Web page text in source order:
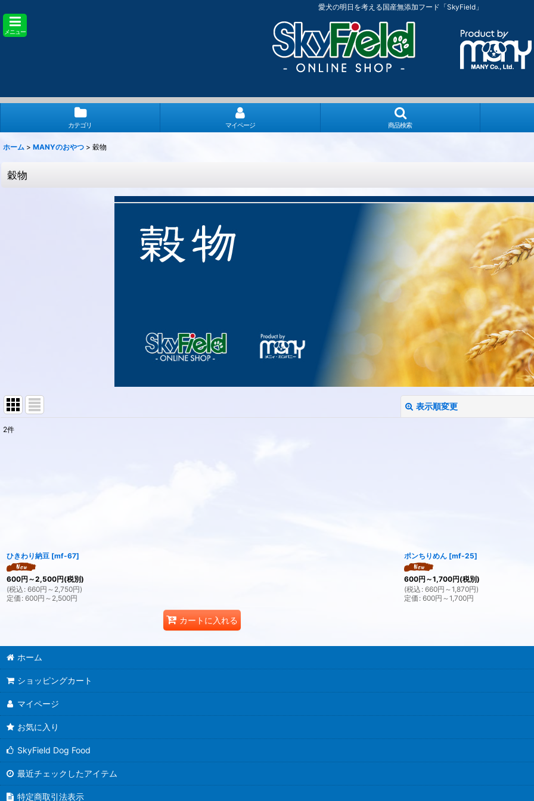
愛犬の明日を考える国産無添加フード「SkyField」
メニュー
カテゴリ マイページ 商品検索
ホーム > MANYのおやつ > 穀物
穀物
表示順変更
2件
ひきわり納豆 [mf-67]
600円 ～2,500円(税別)
(税込 : 660円 ～2,750円)
定価 : 600円 ～2,500円
カートに入れる
ポンちりめん [mf-25]
600円 ～1,700円(税別)
(税込 : 660円 ～1,870円)
定価 : 600円 ～1,700円
ホーム
ショッピングカート
マイページ
お気に入り
SkyField Dog Food
最近チェックしたアイテム
特定商取引法表示